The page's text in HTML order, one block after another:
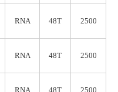
RNA 48T 2500
RNA 48T 2500
RNA 48T 2500